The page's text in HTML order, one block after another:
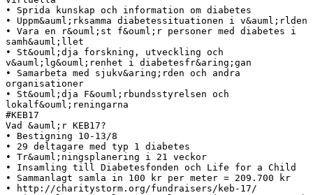
• Sprida kunskap och information om diabetes
• Uppm&auml;rksamma diabetessituationen i v&auml;rlden
• Vara en r&ouml;st f&ouml;r personer med diabetes i
samh&auml;llet
• St&ouml;dja forskning, utveckling och
v&auml;lg&ouml;renhet i diabetesfr&aring;gan
• Samarbeta med sjukv&aring;rden och andra
organisationer
• St&ouml;dja F&ouml;rbundsstyrelsen och
lokalf&ouml;reningarna
#KEB17
Vad &auml;r KEB17?
• Bestigning 10-13/8
• 29 deltagare med typ 1 diabetes
• Tr&auml;ningsplanering i 21 veckor
• Insamling till Diabetesfonden och Life for a Child
• Sammanlagt samla in 100 kr per meter = 209.700 kr
• http://charitystorm.org/fundraisers/keb-17/